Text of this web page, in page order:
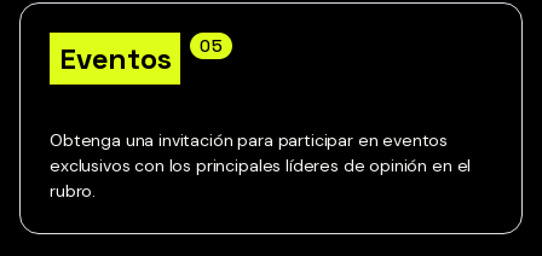
Eventos 05
Obtenga una invitación para participar en eventos
exclusivos con los principales líderes de opinión en el
rubro.